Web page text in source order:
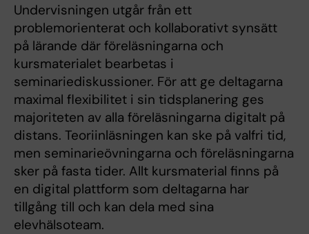
Undervisningen utgår från ett
problemorienterat och kollaborativt synsätt
på lärande där föreläsningarna och
kursmaterialet bearbetas i
seminariediskussioner. För att ge deltagarna
maximal flexibilitet i sin tidsplanering ges
majoriteten av alla föreläsningarna digitalt på
distans. Teoriinläsningen kan ske på valfri tid,
men seminarieövningarna och föreläsningarna
sker på fasta tider. Allt kursmaterial finns på
en digital plattform som deltagarna har
tillgång till och kan dela med sina
elevhälsoteam.